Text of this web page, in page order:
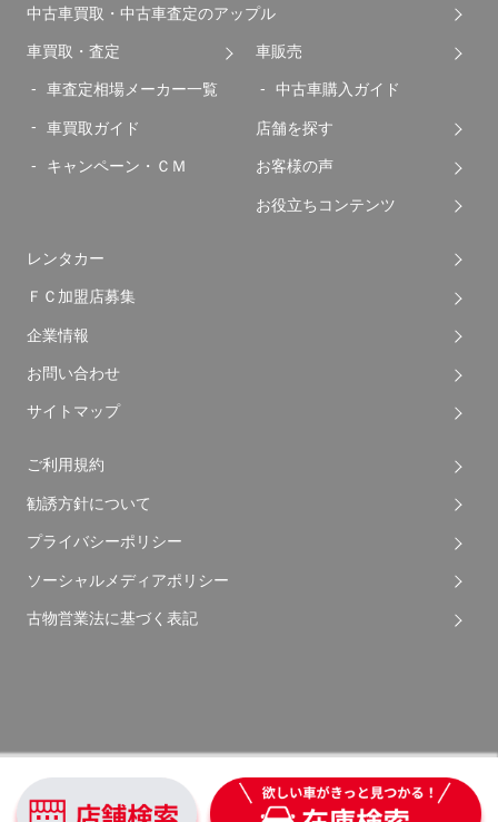
中古車買取・中古車査定のアップル
車買取・査定
車査定相場メーカー一覧
車買取ガイド
キャンペーン・ＣＭ
車販売
中古車購入ガイド
店舗を探す
お客様の声
お役立ちコンテンツ
レンタカー
ＦＣ加盟店募集
企業情報
お問い合わせ
サイトマップ
ご利用規約
勧誘方針について
プライバシーポリシー
ソーシャルメディアポリシー
古物営業法に基づく表記